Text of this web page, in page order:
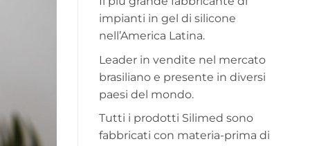
impianti in gel di silicone
nell’America Latina.
Leader in vendite nel mercato
brasiliano e presente in diversi
paesi del mondo.
Tutti i prodotti Silimed sono
fabbricati con materia-prima di